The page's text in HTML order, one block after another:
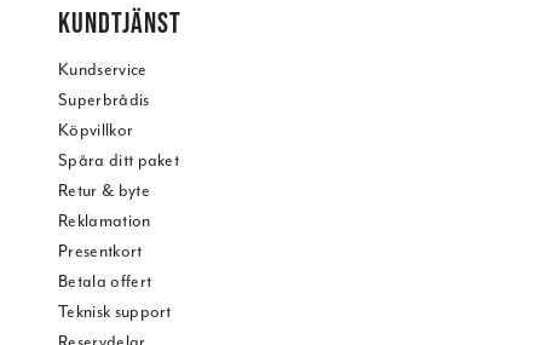
KUNDTJÄNST
Kundservice
Superbrådis
Köpvillkor
Spåra ditt paket
Retur & byte
Reklamation
Presentkort
Betala offert
Teknisk support